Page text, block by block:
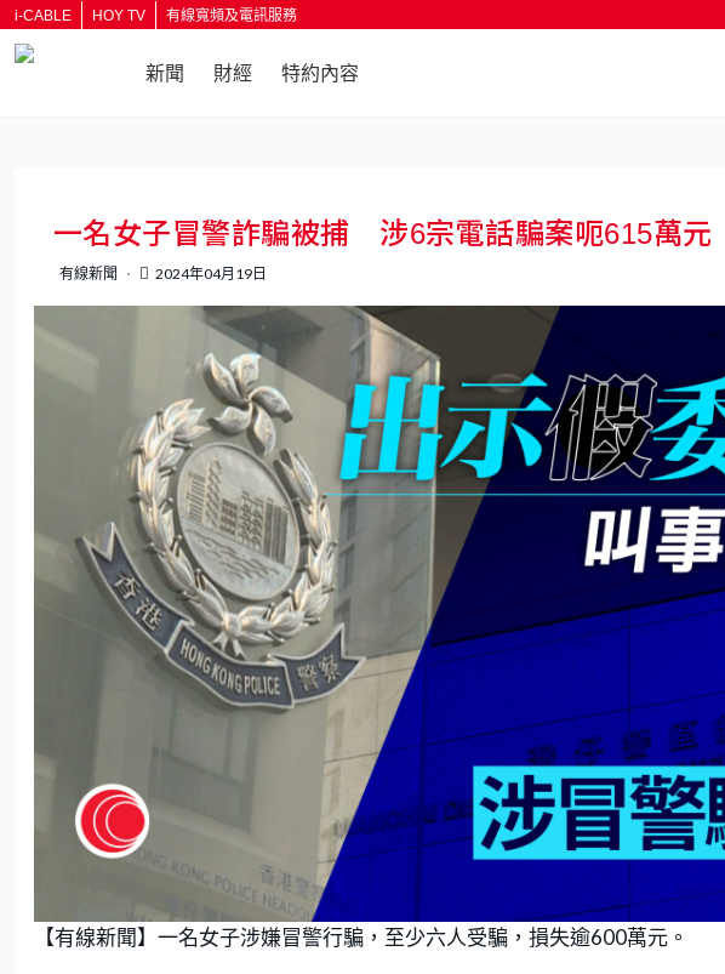
i-CABLE HOY TV 有線寬頻及電訊服務
新聞 財經 特約內容
一名女子冒警詐騙被捕 涉6宗電話騙案呃615萬元
有線新聞 2024年04月19日
【有線新聞】一名女子涉嫌冒警行騙，至少六人受騙，損失逾600萬元。